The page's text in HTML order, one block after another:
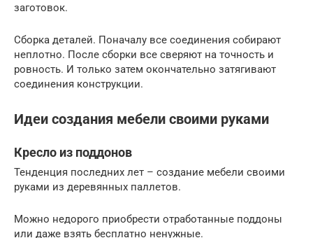
заготовок.
Сборка деталей. Поначалу все соединения собирают
неплотно. После сборки все сверяют на точность и
ровность. И только затем окончательно затягивают
соединения конструкции.
Идеи создания мебели своими руками
Кресло из поддонов
Тенденция последних лет – создание мебели своими
руками из деревянных паллетов.
Можно недорого приобрести отработанные поддоны
или даже взять бесплатно ненужные.